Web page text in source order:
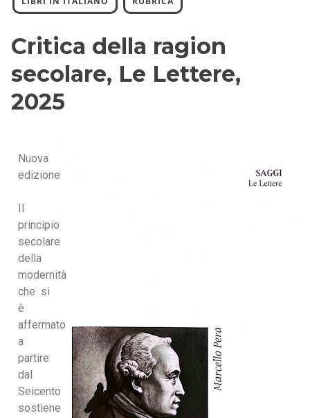
Critica della ragion
secolare, Le Lettere,
2025
Nuova
edizione
Il
principio
secolare
della
modernità
che si
è
affermato
a
partire
dal
Seicento
sostiene